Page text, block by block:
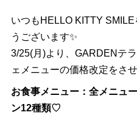
いつもHELLO KITTY
うございます✨
3/25(月)より、GARDENテ
ェメニューの価格改定をさ
お食事メニュー：全メニュ
ン12種類♡